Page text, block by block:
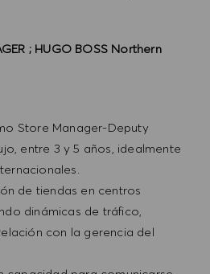
; HUGO BOSS Northern
Store Manager-Deputy
entre 3 y 5 años, idealmente
de tiendas en centros
dinámicas de tráfico,
con la gerencia del